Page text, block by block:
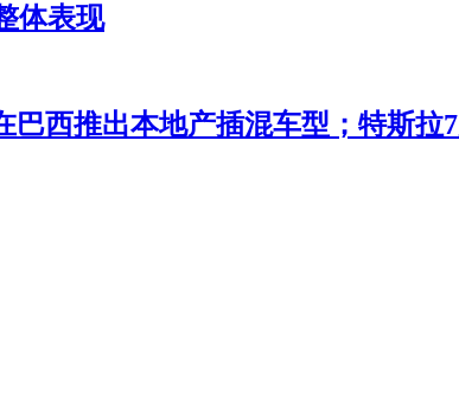
体表现
巴西推出本地产插混车型；特斯拉